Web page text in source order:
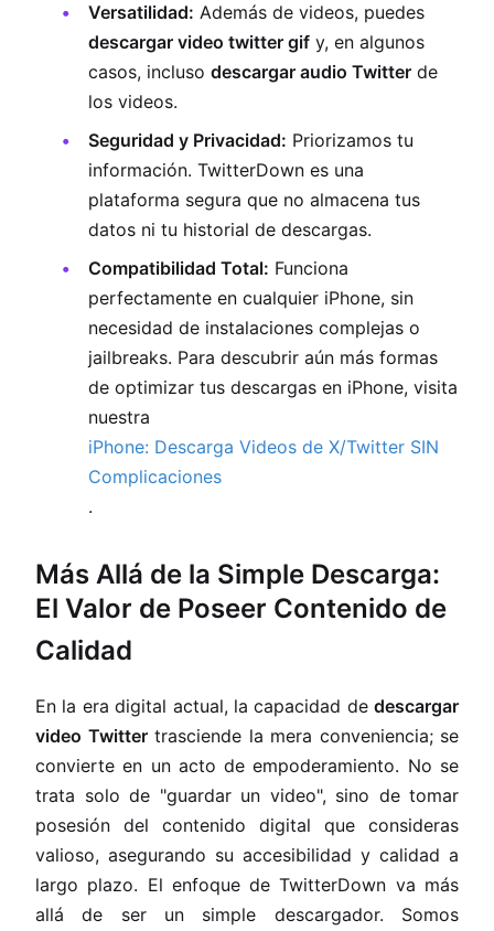
Versatilidad: Además de videos, puedes
descargar video twitter gif y, en algunos
casos, incluso descargar audio Twitter de
los videos.
Seguridad y Privacidad: Priorizamos tu
información. TwitterDown es una
plataforma segura que no almacena tus
datos ni tu historial de descargas.
Compatibilidad Total: Funciona
perfectamente en cualquier iPhone, sin
necesidad de instalaciones complejas o
jailbreaks. Para descubrir aún más formas
de optimizar tus descargas en iPhone, visita
nuestra
iPhone: Descarga Videos de X/Twitter SIN
Complicaciones
.
Más Allá de la Simple Descarga:
El Valor de Poseer Contenido de
Calidad
En la era digital actual, la capacidad de descargar
video Twittertrasciende la mera conveniencia; se
convierte en un acto de empoderamiento. No se
trata solo de "guardar un video", sino de tomar
posesión del contenido digital que consideras
valioso, asegurando su accesibilidad y calidad a
largo plazo. El enfoque de TwitterDown va más
allá de ser un simple descargador. Somos